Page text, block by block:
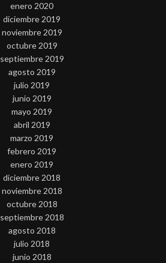
enero 2020
diciembre 2019
noviembre 2019
octubre 2019
septiembre 2019
agosto 2019
julio 2019
junio 2019
mayo 2019
abril 2019
marzo 2019
febrero 2019
enero 2019
diciembre 2018
noviembre 2018
octubre 2018
septiembre 2018
agosto 2018
julio 2018
junio 2018